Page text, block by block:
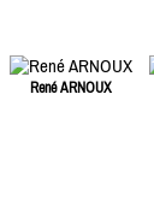
René ARNOUX